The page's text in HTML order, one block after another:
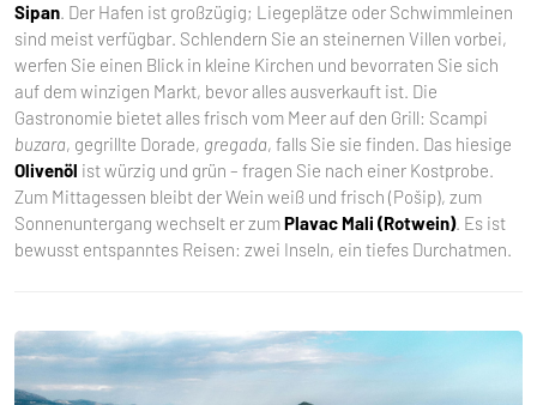
Sipan. Der Hafen ist großzügig; Liegeplätze oder Schwimmleinen
sind meist verfügbar. Schlendern Sie an steinernen Villen vorbei,
werfen Sie einen Blick in kleine Kirchen und bevorraten Sie sich
auf dem winzigen Markt, bevor alles ausverkauft ist. Die
Gastronomie bietet alles frisch vom Meer auf den Grill: Scampi
buzara, gegrillte Dorade, gregada, falls Sie sie finden. Das hiesige
Olivenöl ist würzig und grün – fragen Sie nach einer Kostprobe.
Zum Mittagessen bleibt der Wein weiß und frisch (Pošip), zum
Sonnenuntergang wechselt er zumPlavac Mali (Rotwein). Es ist
bewusst entspanntes Reisen: zwei Inseln, ein tiefes Durchatmen.